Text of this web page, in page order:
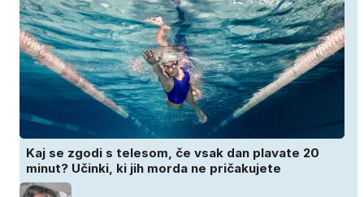
Kaj se zgodi s telesom, če vsak dan plavate 20
minut? Učinki, ki jih morda ne pričakujete